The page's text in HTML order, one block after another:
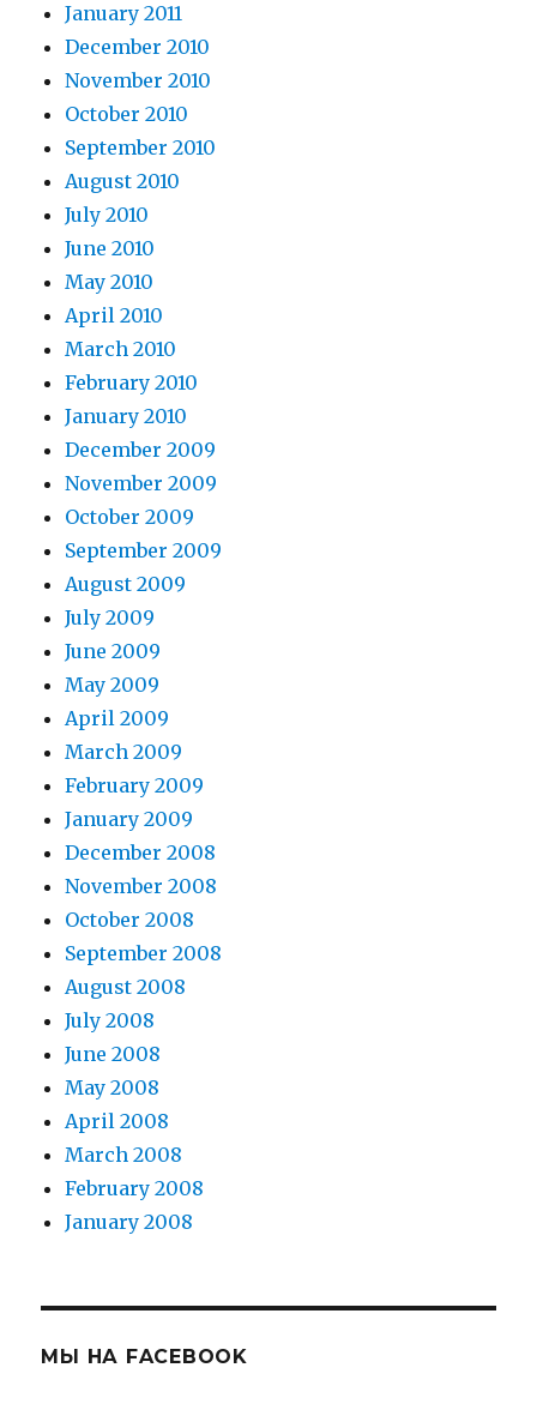
January 2011
December 2010
November 2010
October 2010
September 2010
August 2010
July 2010
June 2010
May 2010
April 2010
March 2010
February 2010
January 2010
December 2009
November 2009
October 2009
September 2009
August 2009
July 2009
June 2009
May 2009
April 2009
March 2009
February 2009
January 2009
December 2008
November 2008
October 2008
September 2008
August 2008
July 2008
June 2008
May 2008
April 2008
March 2008
February 2008
January 2008
МЫ НА FACEBOOK